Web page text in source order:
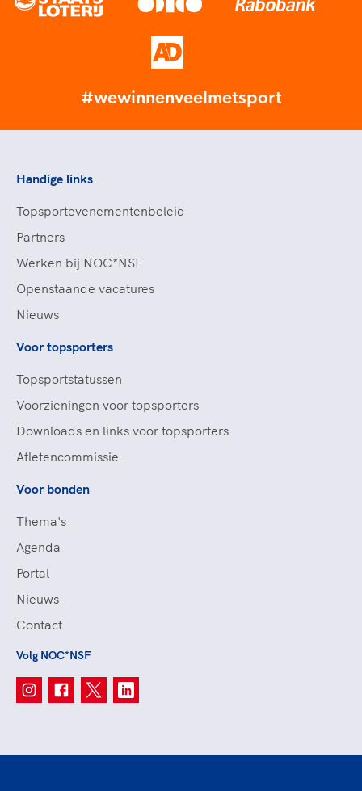
#wewinnenveelmetsport
Handige links
Topsportevenementenbeleid
Partners
Werken bij NOC*NSF
Openstaande vacatures
Nieuws
Voor topsporters
Topsportstatussen
Voorzieningen voor topsporters
Downloads en links voor topsporters
Atletencommissie
Voor bonden
Thema's
Agenda
Portal
Nieuws
Contact
Volg NOC*NSF